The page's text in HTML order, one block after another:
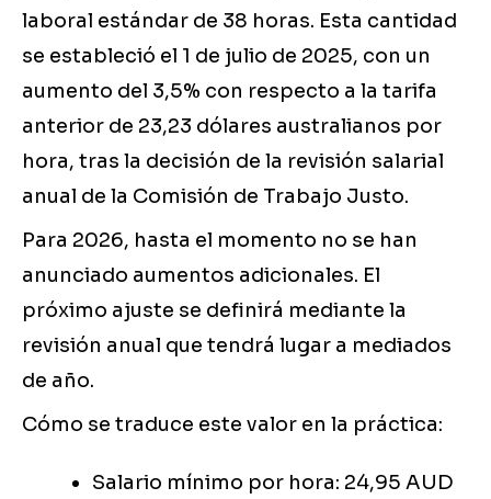
laboral estándar de 38 horas. Esta cantidad
se estableció el 1 de julio de 2025, con un
aumento del 3,5% con respecto a la tarifa
anterior de 23,23 dólares australianos por
hora, tras la decisión de la revisión salarial
anual de la Comisión de Trabajo Justo.
Para 2026, hasta el momento no se han
anunciado aumentos adicionales. El
próximo ajuste se definirá mediante la
revisión anual que tendrá lugar a mediados
de año.
Cómo se traduce este valor en la práctica:
Salario mínimo por hora: 24,95 AUD